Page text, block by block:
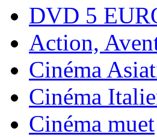
DVD 5
Action,
Cinéma
Cinéma
Cinéma muet